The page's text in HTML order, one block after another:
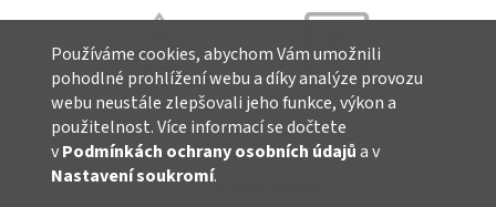
Používáme cookies, abychom Vám umožnili
pohodlné prohlížení webu a díky analýze provozu
webu neustále zlepšovali jeho funkce, výkon a
použitelnost. Více informací se dočtete
vPodmínkách ochrany osobních údajůa v
Nastavení soukromí.Vytvořil Shoptet